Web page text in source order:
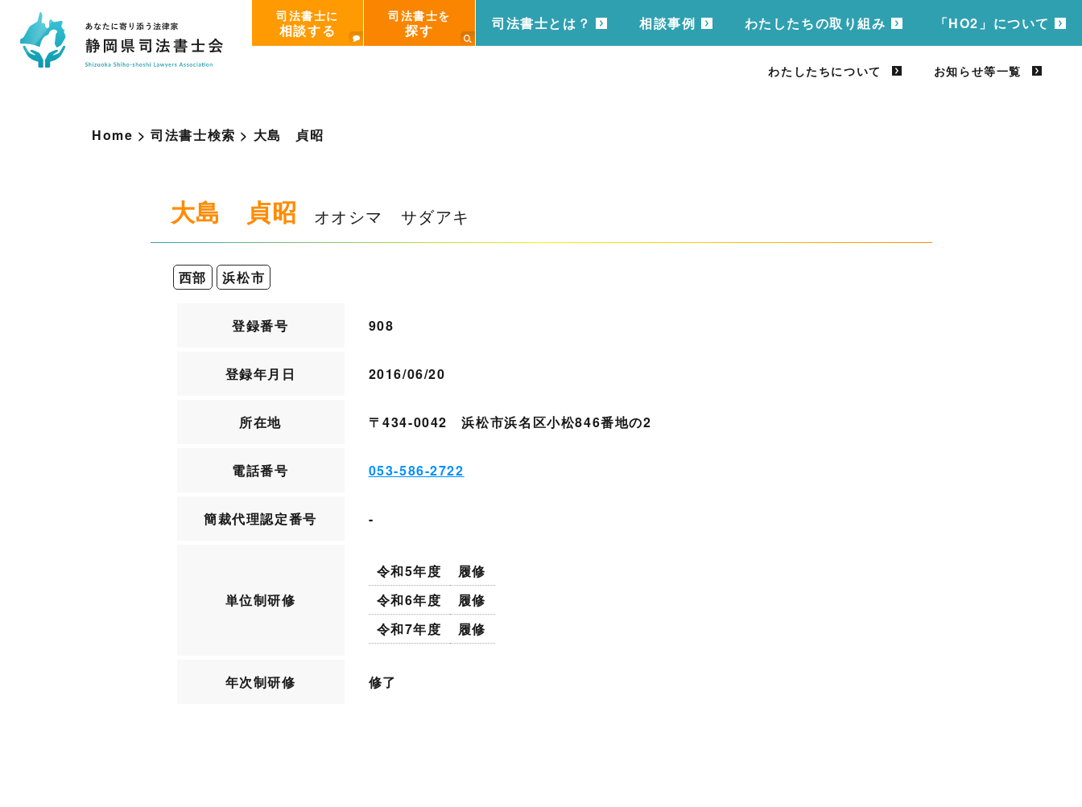
司法書士に
相談する
司法書士を
探す 司法書士とは？ 相談事例 わたしたちの取り組み 「HO2」について
わたしたちについて お知らせ等一覧
Home >司法書士検索 > 大島 貞昭
大島 貞昭 オオシマ サダアキ
西部 浜松市
登録番号 908
登録年月日 2016/06/20
所在地 〒434-0042 浜松市浜名区小松846番地の2
電話番号 053-586-2722
簡裁代理認定番号 -
単位制研修
令和5年度
履修
令和6年度
履修
令和7年度
履修
年次制研修 修了